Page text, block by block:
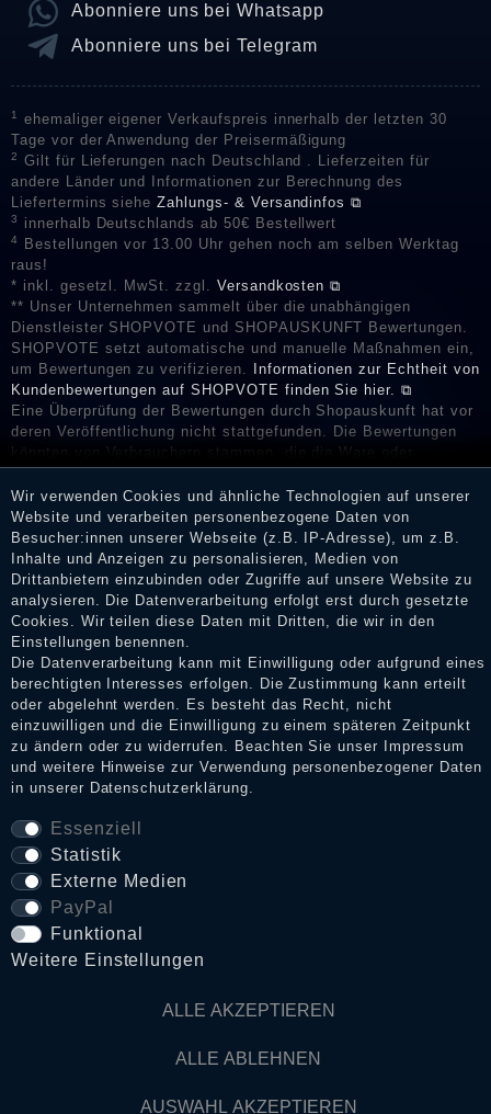
Abonniere uns bei Whatsapp
Abonniere uns bei Telegram
1
ehemaliger eigener Verkaufspreis innerhalb der letzten 30
Tage vor der Anwendung der Preisermäßigung
2
Gilt für Lieferungen nach Deutschland . Lieferzeiten für
andere Länder und Informationen zur Berechnung des
Liefertermins sieheZahlungs- & Versandinfos ⧉
3 innerhalb Deutschlands ab 50€ Bestellwert
4
Bestellungen vor 13.00 Uhr gehen noch am selben Werktag
raus!
* inkl. gesetzl. MwSt. zzgl. Versandkosten ⧉
** Unser Unternehmen sammelt über die unabhängigen
Dienstleister SHOPVOTE und SHOPAUSKUNFT Bewertungen.
SHOPVOTE setzt automatische und manuelle Maßnahmen ein,
um Bewertungen zu verifizieren.
Informationen zur Echtheit von
Kundenbewertungen auf SHOPVOTE finden Sie hier. ⧉
Eine Überprüfung der Bewertungen durch Shopauskunft hat vor
deren Veröffentlichung nicht stattgefunden. Die Bewertungen
könnten von Verbrauchern stammen, die die Ware oder
Dienstleistungen gar nicht erworben oder genutzt haben. Nach
Erhalt einer Benachrichtigungs-E-Mail können Händler die
Bewertungen verifizieren und über die erfolgte Verifizierung im
Shop informieren.
Impressum
Daten­schutz­erklärung
AGB
Widerrufs­recht
VERTRAG WIDERRUFEN
© Copyright 2026 Dark Ages Glasche & Kuczwalska GbR
Wir verwenden Cookies und ähnliche Technologien auf unserer
Website und verarbeiten personenbezogene Daten von
Besucher:innen unserer Webseite (z.B. IP-Adresse), um z.B.
Inhalte und Anzeigen zu personalisieren, Medien von
Drittanbietern einzubinden oder Zugriffe auf unsere Website zu
analysieren. Die Datenverarbeitung erfolgt erst durch gesetzte
Cookies. Wir teilen diese Daten mit Dritten, die wir in den
Einstellungen benennen.
Die Datenverarbeitung kann mit Einwilligung oder aufgrund eines
berechtigten Interesses erfolgen. Die Zustimmung kann erteilt
oder abgelehnt werden. Es besteht das Recht, nicht
einzuwilligen und die Einwilligung zu einem späteren Zeitpunkt
zu ändern oder zu widerrufen. Beachten Sie unser
Impressum
und weitere Hinweise zur Verwendung personenbezogener Daten
in unserer Daten­schutz­erklärung.
Essenziell
Statistik
Externe Medien
PayPal
Funktional
Weitere Einstellungen
ALLE AKZEPTIEREN
ALLE ABLEHNEN
AUSWAHL AKZEPTIEREN